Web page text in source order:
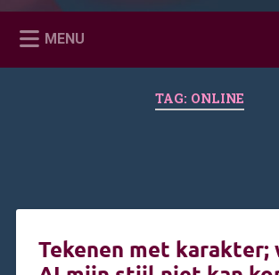
MENU
TAG: ONLINE
Tekenen met karakter;